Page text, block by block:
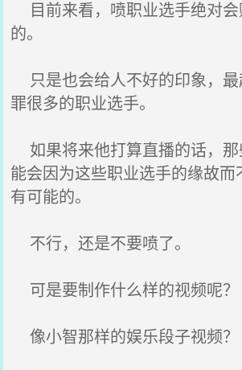
目前来看，喷职业选手绝对
的。
只是也会给人不好的印象，
罪很多的职业选手。
如果将来他打算直播的话，
能会因为这些职业选手的缘故而
有可能的。
不行，还是不要喷了。
可是要制作什么样的视频呢？
像小智那样的娱乐段子视频？